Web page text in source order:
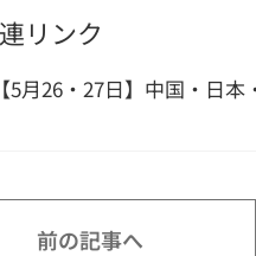
リンク
5月26・27日】中国・日
前の記事へ